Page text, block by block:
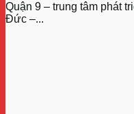
Quận 9 – trung tâm phát
Đức –...